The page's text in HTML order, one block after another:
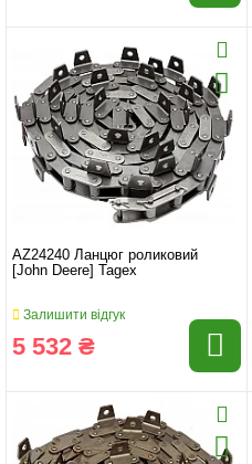
AZ24240 Ланцюг роликовий
[John Deere] Tagex
Залишити відгук
5 532 ₴